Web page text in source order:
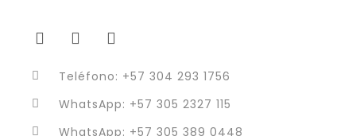
Teléfono: +57 304 293 1756
WhatsApp: +57 305 2327 115
WhatsApp: +57 305 389 0448